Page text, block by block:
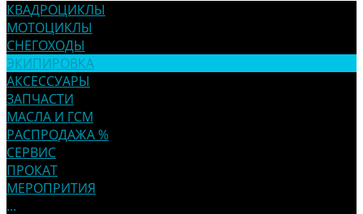
КВАДРОЦИКЛЫ
МОТОЦИКЛЫ
СНЕГОХОДЫ
ЭКИПИРОВКА
АКСЕССУАРЫ
ЗАПЧАСТИ
МАСЛА И ГСМ
РАСПРОДАЖА %
СЕРВИС
ПРОКАТ
МЕРОПРИТИЯ
...